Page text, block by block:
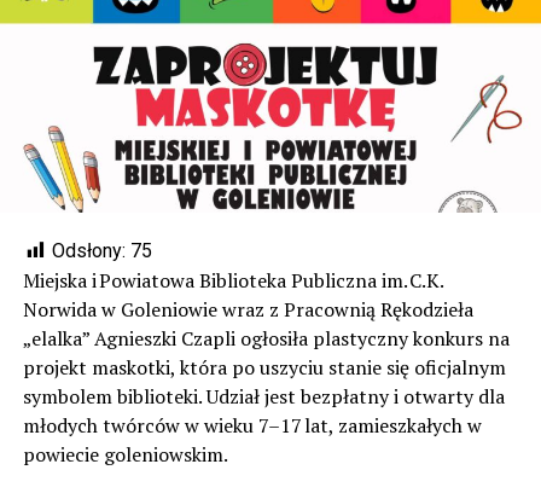
Odsłony: 75
Miejska i Powiatowa Biblioteka Publiczna im. C.K.
Norwida w Goleniowie wraz z Pracownią Rękodzieła
„elalka” Agnieszki Czapli ogłosiła plastyczny konkurs na
projekt maskotki, która po uszyciu stanie się oficjalnym
symbolem biblioteki. Udział jest bezpłatny i otwarty dla
młodych twórców w wieku 7–17 lat, zamieszkałych w
powiecie goleniowskim.